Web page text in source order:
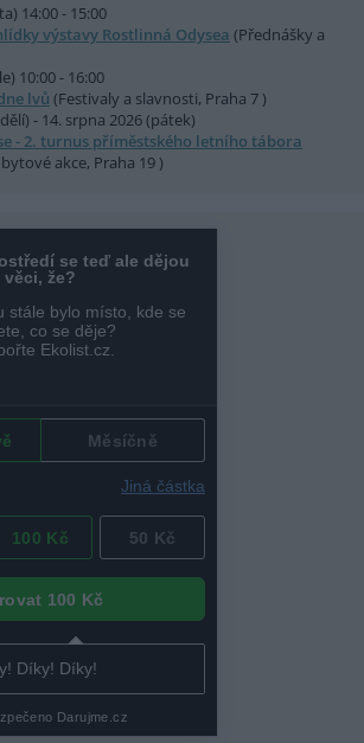
14:00 - 15:00
výstavy Rostlinná Odysea (Přednášky a
10:00 - 16:00
lvů (Festivaly a slavnosti, Praha 7 )
- 14. srpna 2026 (pátek)
- 2. turnus příměstského letního tábora
akce, Praha 19 )